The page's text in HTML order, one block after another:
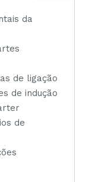
da
de ligação
de indução
de